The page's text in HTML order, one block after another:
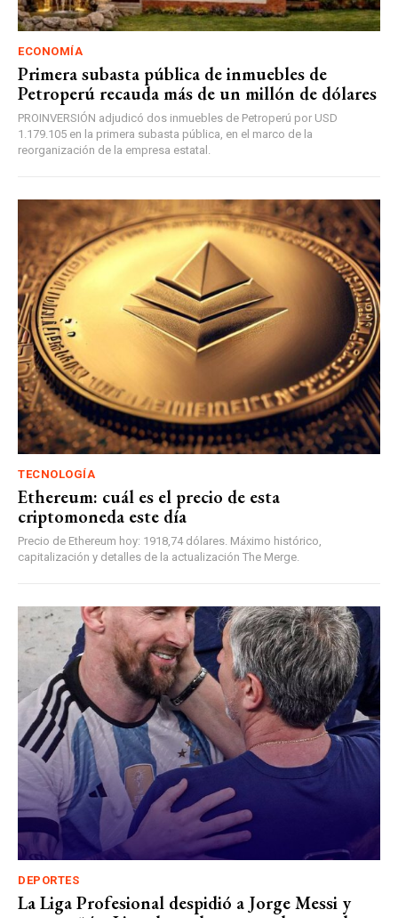
ECONOMÍA
Primera subasta pública de inmuebles de
Petroperú recauda más de un millón de dólares
PROINVERSIÓN adjudicó dos inmuebles de Petroperú por USD
1.179.105 en la primera subasta pública, en el marco de la
reorganización de la empresa estatal.
TECNOLOGÍA
Ethereum: cuál es el precio de esta
criptomoneda este día
Precio de Ethereum hoy: 1918,74 dólares. Máximo histórico,
capitalización y detalles de la actualización The Merge.
DEPORTES
La Liga Profesional despidió a Jorge Messi y